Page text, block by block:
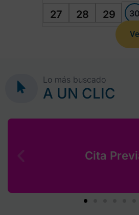
27 28 29 30
Lo más buscado
A UN CLIC
Cita